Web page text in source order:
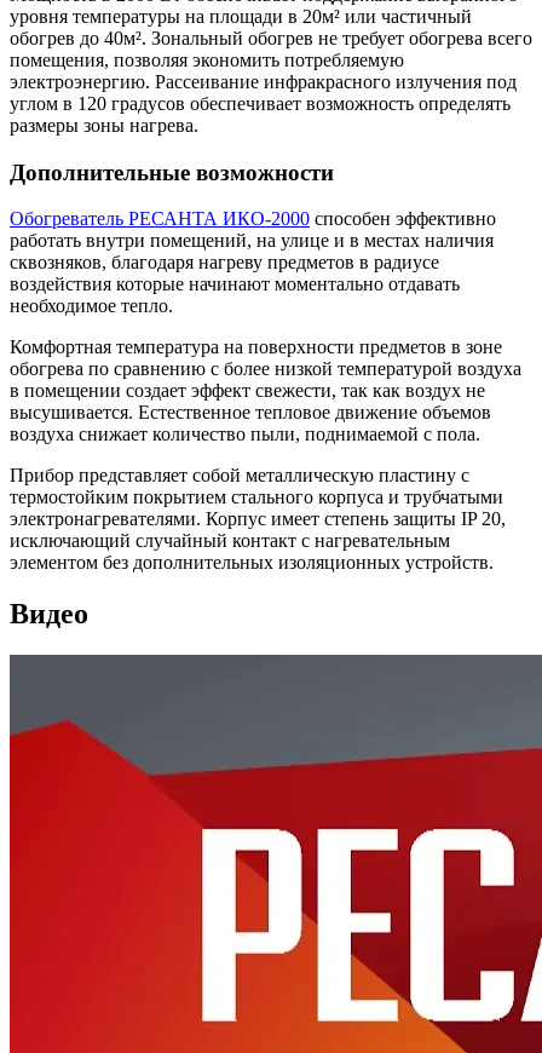
уровня температуры на площади в 20м² или частичный
обогрев до 40м². Зональный обогрев не требует обогрева всего
помещения, позволяя экономить потребляемую
электроэнергию. Рассеивание инфракрасного излучения под
углом в 120 градусов обеспечивает возможность определять
размеры зоны нагрева.
Дополнительные возможности
Обогреватель РЕСАНТА ИКО-2000 способен эффективно
работать внутри помещений, на улице и в местах наличия
сквозняков, благодаря нагреву предметов в радиусе
воздействия которые начинают моментально отдавать
необходимое тепло.
Комфортная температура на поверхности предметов в зоне
обогрева по сравнению с более низкой температурой воздуха
в помещении создает эффект свежести, так как воздух не
высушивается. Естественное тепловое движение объемов
воздуха снижает количество пыли, поднимаемой с пола.
Прибор представляет собой металлическую пластину с
термостойким покрытием стального корпуса и трубчатыми
электронагревателями. Корпус имеет степень защиты IP 20,
исключающий случайный контакт с нагревательным
элементом без дополнительных изоляционных устройств.
Видео